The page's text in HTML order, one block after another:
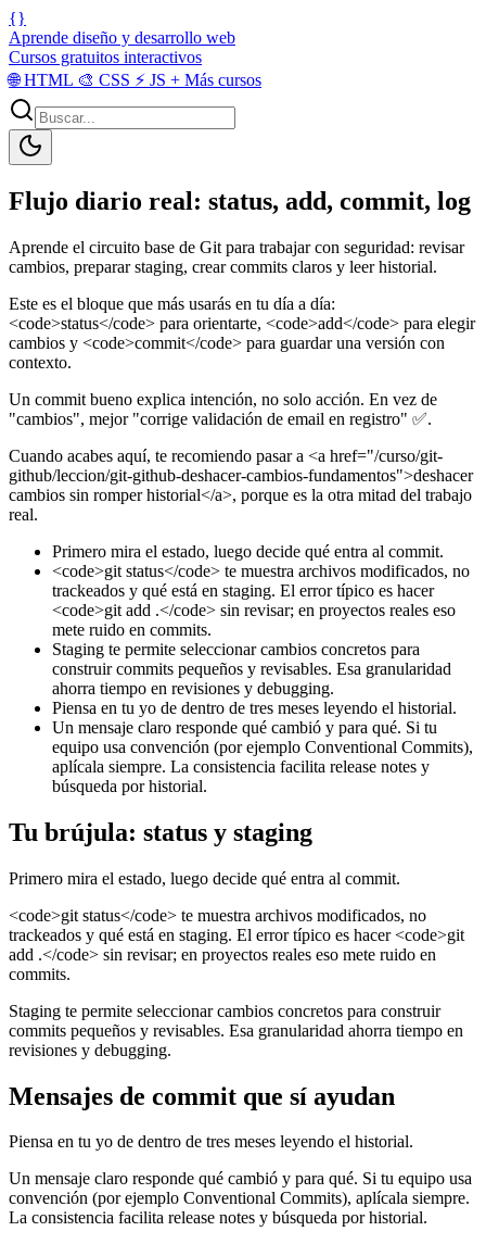
{}
Aprende diseño y desarrollo web
Cursos gratuitos interactivos
🌐HTML 🎨 CSS ⚡ JS + Más cursos
Flujo diario real: status, add, commit, log
Aprende el circuito base de Git para trabajar con seguridad: revisar
cambios, preparar staging, crear commits claros y leer historial.
Este es el bloque que más usarás en tu día a día:
<code>status</code> para orientarte, <code>add</code> para elegir
cambios y <code>commit</code> para guardar una versión con
contexto.
Un commit bueno explica intención, no solo acción. En vez de
"cambios", mejor "corrige validación de email en registro" ✅.
Cuando acabes aquí, te recomiendo pasar a <a href="/curso/git-
github/leccion/git-github-deshacer-cambios-fundamentos">deshacer
cambios sin romper historial</a>, porque es la otra mitad del trabajo
real.
Primero mira el estado, luego decide qué entra al commit.
<code>git status</code> te muestra archivos modificados, no
trackeados y qué está en staging. El error típico es hacer
<code>git add .</code> sin revisar; en proyectos reales eso
mete ruido en commits.
Staging te permite seleccionar cambios concretos para
construir commits pequeños y revisables. Esa granularidad
ahorra tiempo en revisiones y debugging.
Piensa en tu yo de dentro de tres meses leyendo el historial.
Un mensaje claro responde qué cambió y para qué. Si tu
equipo usa convención (por ejemplo Conventional Commits),
aplícala siempre. La consistencia facilita release notes y
búsqueda por historial.
Tu brújula: status y staging
Primero mira el estado, luego decide qué entra al commit.
<code>git status</code> te muestra archivos modificados, no
trackeados y qué está en staging. El error típico es hacer <code>git
add .</code> sin revisar; en proyectos reales eso mete ruido en
commits.
Staging te permite seleccionar cambios concretos para construir
commits pequeños y revisables. Esa granularidad ahorra tiempo en
revisiones y debugging.
Mensajes de commit que sí ayudan
Piensa en tu yo de dentro de tres meses leyendo el historial.
Un mensaje claro responde qué cambió y para qué. Si tu equipo usa
convención (por ejemplo Conventional Commits), aplícala siempre.
La consistencia facilita release notes y búsqueda por historial.